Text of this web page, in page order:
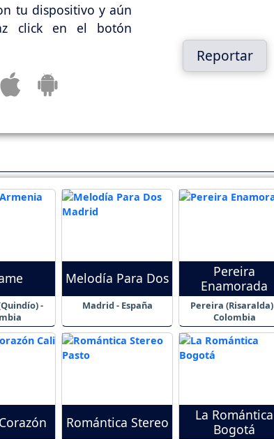
tu dispositivo y aún
click en el botón
Reportar
-
Melodía Para Dos
Madrid - España
Pereira
Enamorada
Pereira
Colombia
Romántica Stereo
La Romántica
Bogotá